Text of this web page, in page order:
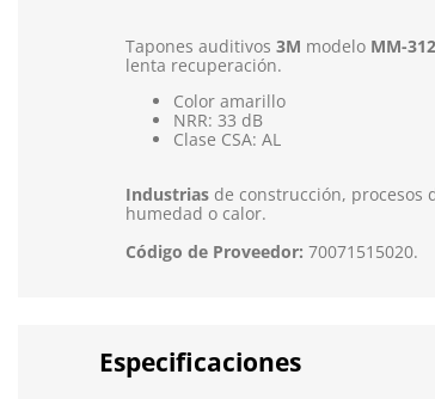
Tapones auditivos 3M modelo MM-
lenta recuperación.
Color amarillo
NRR: 33 dB
Clase CSA: AL
Industrias de construcción, procesos
humedad o calor.
Código de Proveedor: 70071515020.
Especificaciones